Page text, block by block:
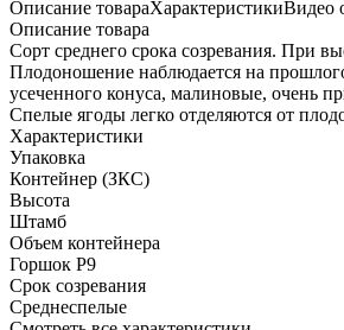
Описание товараХарактеристикиВидео
Описание товара
Сорт среднего срока созревания. При
Плодоношение наблюдается на
усеченного конуса, малиновые, очень
Спелые ягоды легко отделяются от
Характеристики
Упаковка
Контейнер (ЗКС)
Высота
Штамб
Объем контейнера
Горшок Р9
Срок созревания
Среднеспелые